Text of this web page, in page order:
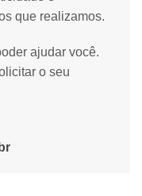
que realizamos.
ajudar você.
o seu